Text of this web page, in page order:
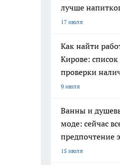
лучше
17 июля
Как найти
Кирове: список
проверки
9 июля
Ванны и
моде: сейчас
предпочтение
15 июля